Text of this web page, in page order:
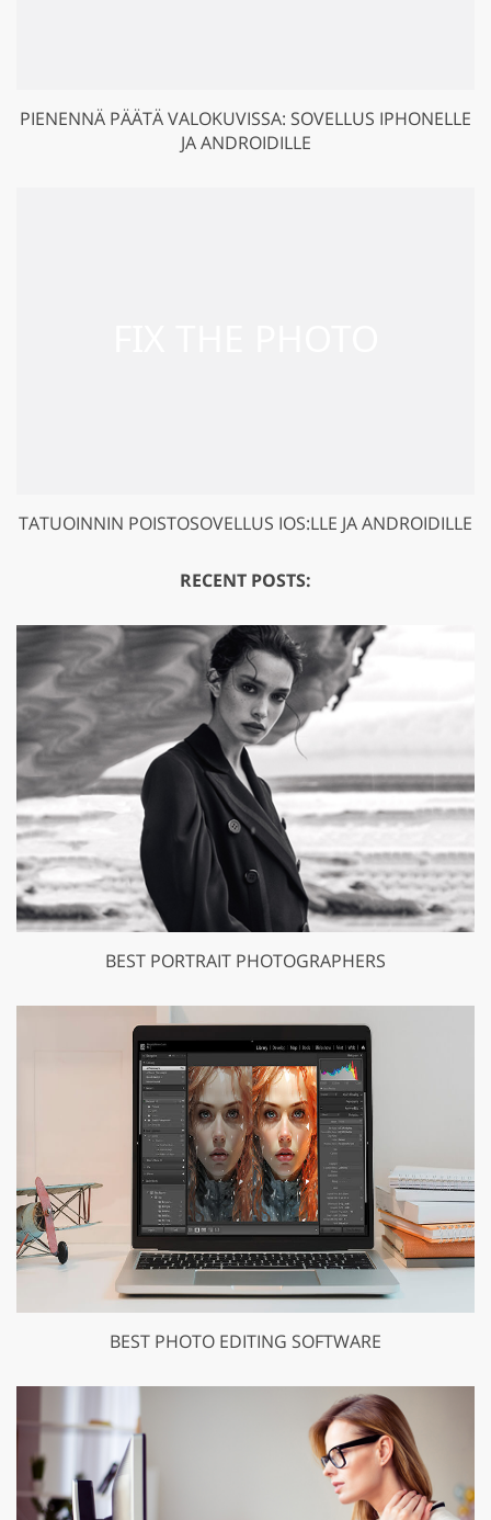
PIENENNÄ PÄÄTÄ VALOKUVISSA: SOVELLUS IPHONELLE
JA ANDROIDILLE
TATUOINNIN POISTOSOVELLUS IOS:LLE JA ANDROIDILLE
RECENT POSTS:
BEST PORTRAIT PHOTOGRAPHERS
BEST PHOTO EDITING SOFTWARE